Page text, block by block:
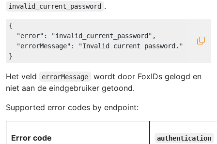
invalid_current_password .
{
"error" : "invalid_current_password" ,
"errorMessage" :
"Invalid current password."
Het veld errorMessage
wordt door FoxIDs gelogd en
niet aan de eindgebruiker getoond.
Supported error codes by endpoint:
Error code authentication